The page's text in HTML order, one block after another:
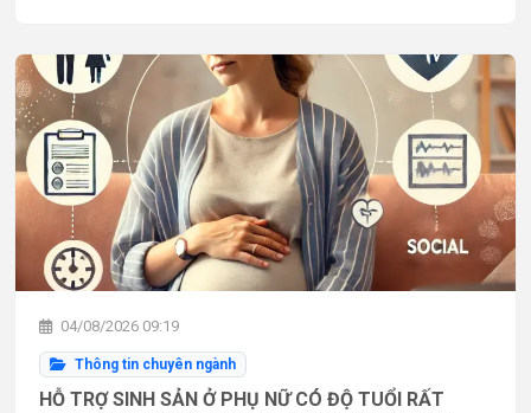
04/08/2026 09:19
Thông tin chuyên ngành
HỖ TRỢ SINH SẢN Ở PHỤ NỮ CÓ ĐỘ TUỔI RẤT